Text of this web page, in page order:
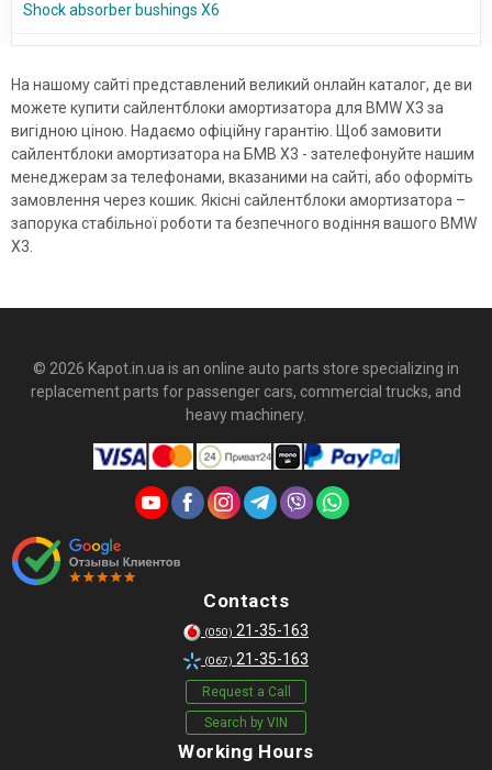
Shock absorber bushings X6
На нашому сайті представлений великий онлайн каталог, де ви
можете купити сайлентблоки амортизатора для BMW X3 за
вигідною ціною. Надаємо офіційну гарантію. Щоб замовити
сайлентблоки амортизатора на БМВ Х3 - зателефонуйте нашим
менеджерам за телефонами, вказаними на сайті, або оформіть
замовлення через кошик. Якісні сайлентблоки амортизатора –
запорука стабільної роботи та безпечного водіння вашого BMW
X3.
© 2026 Kapot.in.ua is an online auto parts store specializing in
replacement parts for passenger cars, commercial trucks, and
heavy machinery.
Contacts
(050) 21-35-163
(067) 21-35-163
Request a Call
Search by VIN
Working Hours